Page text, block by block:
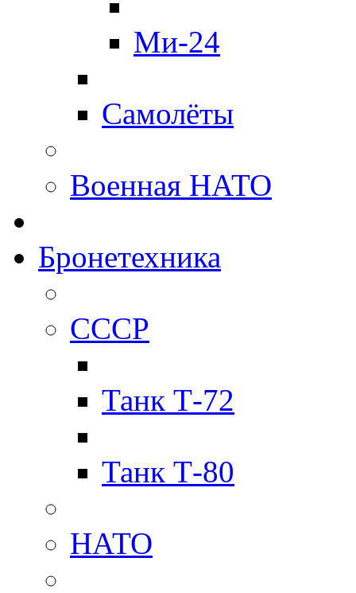
Ми-24
Самолёты
Военная НАТО
Бронетехника
СССР
Танк Т-72
Танк Т-80
НАТО